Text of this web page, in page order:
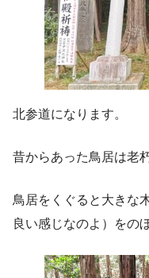
北参道になります。
昔からあった鳥居は老
鳥居をくぐると大きな
良い感じなのよ）をの